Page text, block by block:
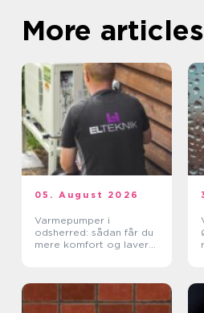
More articles
05. August 2026
Varmepumper i
odsherred: sådan får du
mere komfort og lavere